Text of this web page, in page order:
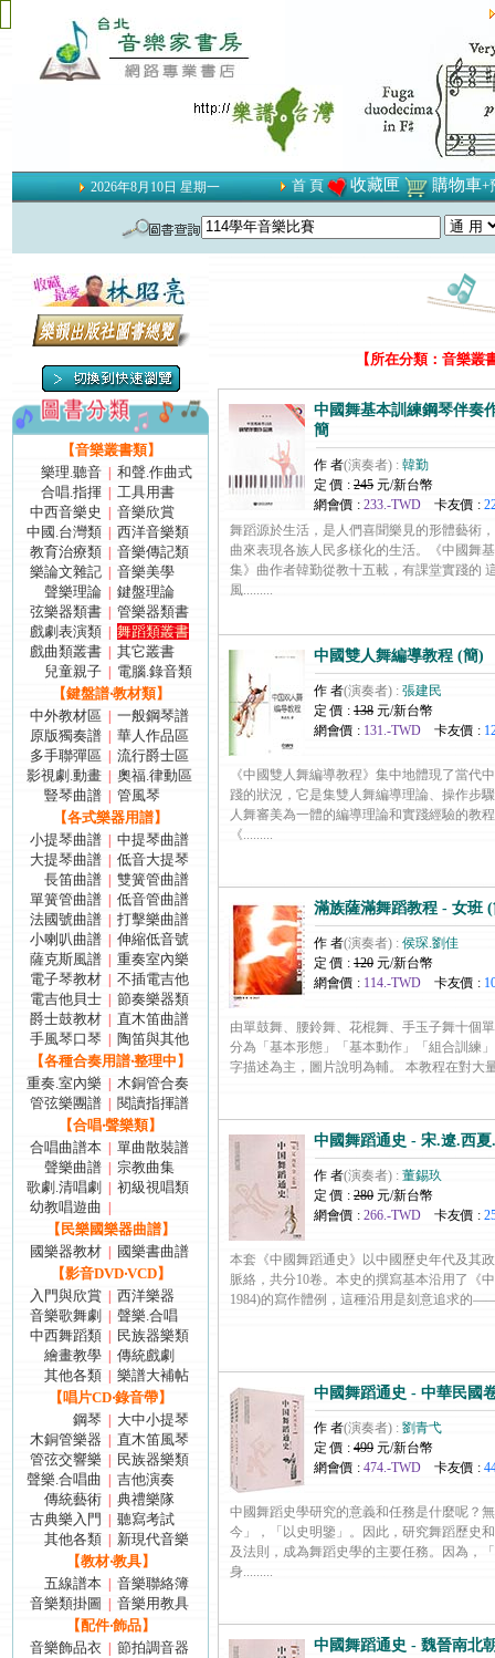
2026年8月10日 星期一 首 頁 收藏匣 購物車+
【音樂叢書類】
樂理.聽音
和聲.作曲式
合唱.指揮
工具用書
中西音樂史
音樂欣賞
中國.台灣類
西洋音樂類
教育治療類
音樂傳記類
樂論文雜記
音樂美學
聲樂理論
鍵盤理論
弦樂器類書
管樂器類書
戲劇表演類
舞蹈類叢書
戲曲類叢書
其它叢書
兒童親子
電腦.錄音類
【鍵盤譜‧教材類】
中外教材區
一般鋼琴譜
原版獨奏譜
華人作品區
多手聯彈區
流行爵士區
影視劇.動畫
奧福.律動區
豎琴曲譜
管風琴
【各式樂器用譜】
小提琴曲譜
中提琴曲譜
大提琴曲譜
低音大提琴
長笛曲譜
雙簧管曲譜
單簧管曲譜
低音管曲譜
法國號曲譜
打擊樂曲譜
小喇叭曲譜
伸縮低音號
薩克斯風譜
重奏室內樂
電子琴教材
不插電吉他
電吉他貝士
節奏樂器類
爵士鼓教材
直木笛曲譜
手風琴口琴
陶笛與其他
【各種合奏用譜‧整理中】
重奏.室內樂
木銅管合奏
管弦樂團譜
閱讀指揮譜
【合唱‧聲樂類】
合唱曲譜本
單曲散裝譜
聲樂曲譜
宗教曲集
歌劇.清唱劇
初級視唱類
幼教唱遊曲
【民樂國樂器曲譜】
國樂器教材
國樂書曲譜
【影音DVD‧VCD】
入門與欣賞
西洋樂器
音樂歌舞劇
聲樂.合唱
中西舞蹈類
民族器樂類
繪畫教學
傳統戲劇
其他各類
樂譜大補帖
【唱片CD‧錄音帶】
鋼琴
大中小提琴
木銅管樂器
直木笛風琴
管弦交響樂
民族器樂類
聲樂.合唱曲
吉他演奏
傳統藝術
典禮樂隊
古典樂入門
聽寫考試
其他各類
新現代音樂
【教材‧教具】
五線譜本
音樂聯絡簿
音樂類掛圖
音樂用教具
【配件‧飾品】
音樂飾品衣
節拍調音器
【所在分類：音樂叢
中國舞基本訓練鋼琴伴奏
簡
作 者(演奏者) : 韓勤
定 價 : 245 元/新台幣
網會價 : 233.-TWD 卡友價 :
舞蹈源於生活，是人們喜聞樂見的形體藝術
曲來表現各族人民多樣化的生活。《中國舞
集》曲作者韓勤從教十五載，有課堂實踐的
風.........
中國雙人舞編導教程 (簡)
作 者(演奏者) : 張建民
定 價 : 138 元/新台幣
網會價 : 131.-TWD 卡友價 :
《中國雙人舞編導教程》集中地體現了當代
踐的狀況，它是集雙人舞編導理論、操作步
人舞審美為一體的編導理論和實踐經驗的教
《.........
滿族薩滿舞蹈教程 - 女班
作 者(演奏者) : 侯琛.劉佳
定 價 : 120 元/新台幣
網會價 : 114.-TWD 卡友價 :
由單鼓舞、腰鈴舞、花棍舞、手玉子舞十個
分為「基本形態」「基本動作」「組合訓練
字描述為主，圖片說明為輔。 本教程在對大
中國舞蹈通史 - 宋.遼.西
作 者(演奏者) : 董錫玖
定 價 : 280 元/新台幣
網會價 : 266.-TWD 卡友價 :
本套《中國舞蹈通史》以中國歷史年代及其
脈絡，共分10卷。本史的撰寫基本沿用了《
1984)的寫作體例，這種沿用是刻意追求的
中國舞蹈通史 - 中華民國
作 者(演奏者) : 劉青弋
定 價 : 499 元/新台幣
網會價 : 474.-TWD 卡友價 :
中國舞蹈史學研究的意義和任務是什麼呢？
今」，「以史明鑒」。因此，研究舞蹈歷史
及法則，成為舞蹈史學的主要任務。因為，
身.........
中國舞蹈通史 - 魏晉南北